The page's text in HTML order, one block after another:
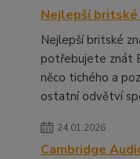
Nejlepší britské
Nejlepší britské
potřebujete znát
něco tichého a
ostatní odvětví
24.01.2026
Cambridge